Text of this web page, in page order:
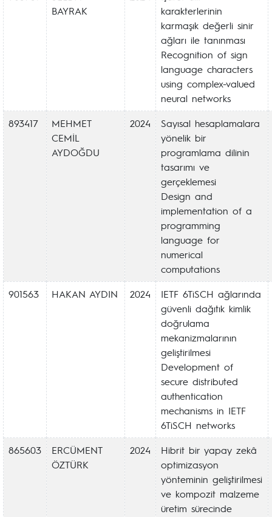
BAYRAK
karakterlerinin
karmaşık değerli sinir
ağları ile tanınması
Recognition of sign
language characters
using complex-valued
neural networks
893417
MEHMET
CEMİL
AYDOĞDU
2024
Sayısal hesaplamalara
yönelik bir
programlama dilinin
tasarımı ve
gerçeklemesi
Design and
implementation of a
programming
language for
numerical
computations
901563
HAKAN AYDIN 2024
IETF 6TiSCH ağlarında
güvenli dağıtık kimlik
doğrulama
mekanizmalarının
geliştirilmesi
Development of
secure distributed
authentication
mechanisms in IETF
6TiSCH networks
865603
ERCÜMENT
ÖZTÜRK
2024
Hibrit bir yapay zekâ
optimizasyon
yönteminin geliştirilmesi
ve kompozit malzeme
üretim sürecinde